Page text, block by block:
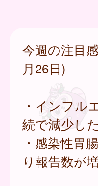
今週の注目
月26日)
・インフル
続で減少し
・感染性胃
り報告数が